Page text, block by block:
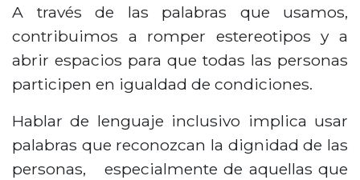
A través de las palabras que usamos,
contribuimos a romper estereotipos y a
abrir espacios para que todas las personas
participen en igualdad de condiciones.
Hablar de lenguaje inclusivo implica usar
palabras que reconozcan la dignidad de las
personas, especialmente de aquellas que